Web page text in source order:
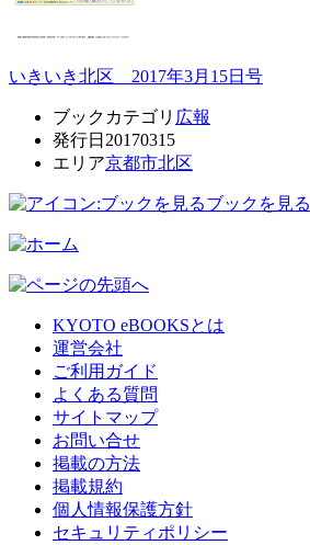
いきいき北区 2017年3月15日号
ブックカテゴリ 広報
発行日 20170315
エリア京都市北区
ブックを見る
KYOTO eBOOKSとは
運営会社
ご利用ガイド
よくある質問
サイトマップ
お問い合せ
掲載の方法
掲載規約
個人情報保護方針
セキュリティポリシー